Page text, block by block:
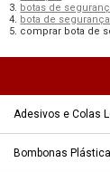
botas de
bota de
comprar bota de
Adesivos e Colas
Bombonas